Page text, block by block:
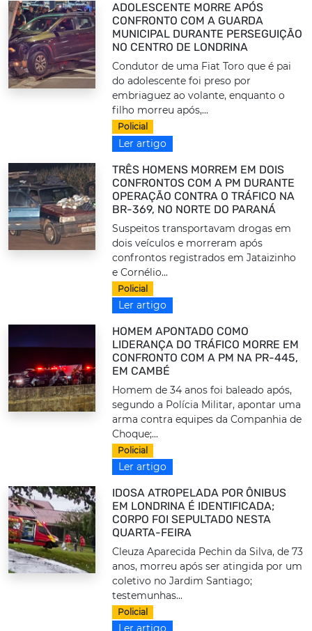
ADOLESCENTE MORRE APÓS
CONFRONTO COM A GUARDA
MUNICIPAL DURANTE PERSEGUIÇÃO
NO CENTRO DE LONDRINA
Condutor de uma Fiat Toro que é pai
do adolescente foi preso por
embriaguez ao volante, enquanto o
filho morreu após,...
Policial
Ler artigo
TRÊS HOMENS MORREM EM DOIS
CONFRONTOS COM A PM DURANTE
OPERAÇÃO CONTRA O TRÁFICO NA
BR-369, NO NORTE DO PARANÁ
Suspeitos transportavam drogas em
dois veículos e morreram após
confrontos registrados em Jataizinho
e Cornélio...
Policial
Ler artigo
HOMEM APONTADO COMO
LIDERANÇA DO TRÁFICO MORRE EM
CONFRONTO COM A PM NA PR-445,
EM CAMBÉ
Homem de 34 anos foi baleado após,
segundo a Polícia Militar, apontar uma
arma contra equipes da Companhia de
Choque;...
Policial
Ler artigo
IDOSA ATROPELADA POR ÔNIBUS
EM LONDRINA É IDENTIFICADA;
CORPO FOI SEPULTADO NESTA
QUARTA-FEIRA
Cleuza Aparecida Pechin da Silva, de 73
anos, morreu após ser atingida por um
coletivo no Jardim Santiago;
testemunhas...
Policial